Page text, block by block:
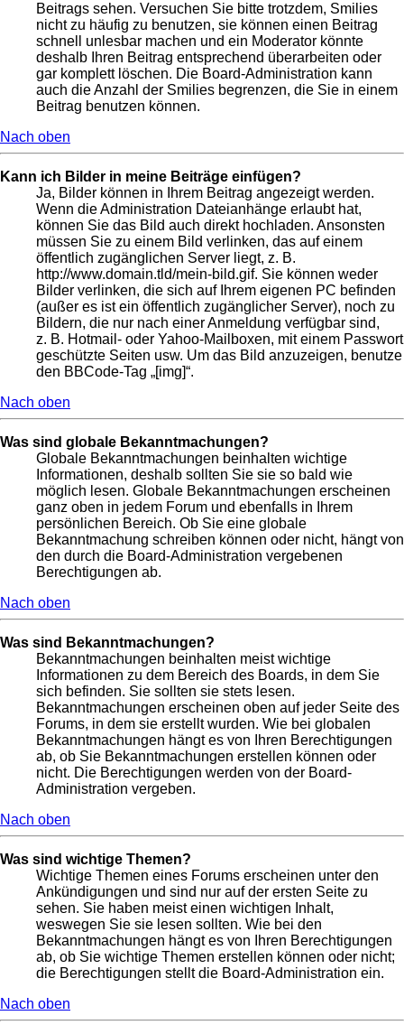
Beitrags sehen. Versuchen Sie bitte trotzdem, Smilies
nicht zu häufig zu benutzen, sie können einen Beitrag
schnell unlesbar machen und ein Moderator könnte
deshalb Ihren Beitrag entsprechend überarbeiten oder
gar komplett löschen. Die Board-Administration kann
auch die Anzahl der Smilies begrenzen, die Sie in einem
Beitrag benutzen können.
Nach oben
Kann ich Bilder in meine Beiträge einfügen?
Ja, Bilder können in Ihrem Beitrag angezeigt werden.
Wenn die Administration Dateianhänge erlaubt hat,
können Sie das Bild auch direkt hochladen. Ansonsten
müssen Sie zu einem Bild verlinken, das auf einem
öffentlich zugänglichen Server liegt, z. B.
http://www.domain.tld/mein-bild.gif. Sie können weder
Bilder verlinken, die sich auf Ihrem eigenen PC befinden
(außer es ist ein öffentlich zugänglicher Server), noch zu
Bildern, die nur nach einer Anmeldung verfügbar sind,
z. B. Hotmail- oder Yahoo-Mailboxen, mit einem Passwort
geschützte Seiten usw. Um das Bild anzuzeigen, benutze
den BBCode-Tag „[img]“.
Nach oben
Was sind globale Bekanntmachungen?
Globale Bekanntmachungen beinhalten wichtige
Informationen, deshalb sollten Sie sie so bald wie
möglich lesen. Globale Bekanntmachungen erscheinen
ganz oben in jedem Forum und ebenfalls in Ihrem
persönlichen Bereich. Ob Sie eine globale
Bekanntmachung schreiben können oder nicht, hängt von
den durch die Board-Administration vergebenen
Berechtigungen ab.
Nach oben
Was sind Bekanntmachungen?
Bekanntmachungen beinhalten meist wichtige
Informationen zu dem Bereich des Boards, in dem Sie
sich befinden. Sie sollten sie stets lesen.
Bekanntmachungen erscheinen oben auf jeder Seite des
Forums, in dem sie erstellt wurden. Wie bei globalen
Bekanntmachungen hängt es von Ihren Berechtigungen
ab, ob Sie Bekanntmachungen erstellen können oder
nicht. Die Berechtigungen werden von der Board-
Administration vergeben.
Nach oben
Was sind wichtige Themen?
Wichtige Themen eines Forums erscheinen unter den
Ankündigungen und sind nur auf der ersten Seite zu
sehen. Sie haben meist einen wichtigen Inhalt,
weswegen Sie sie lesen sollten. Wie bei den
Bekanntmachungen hängt es von Ihren Berechtigungen
ab, ob Sie wichtige Themen erstellen können oder nicht;
die Berechtigungen stellt die Board-Administration ein.
Nach oben